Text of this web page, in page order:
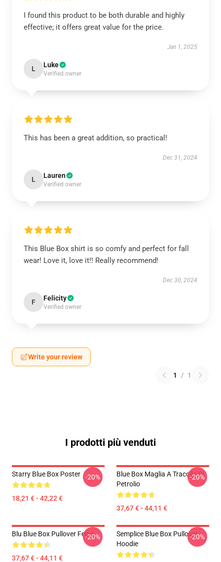
I found this product to be both durable and highly
effective; it offers great value for the price.
Jan 1, 2025
L Luke
Verified owner
This has been a great addition, so practical!
Dec 31, 2024
L Lauren
Verified owner
This Blue Box shirt is so comfy and perfect for fall
wear! Love it, love it!! Really recommend!
Dec 30, 2024
F Felicity
Verified owner
Write your review
1 / 1
I prodotti più venduti
Starry Blue Box Poster
18,21 € - 42,22 €
-20%
Blue Box Maglia A Tracolla Di
Petrolio
37,67 € - 44,11 €
-20%
Blu Blue Box Pullover Felpa
37,67 € - 44,11 €
-20%
Semplice Blue Box Pullover
Hoodie
-20%